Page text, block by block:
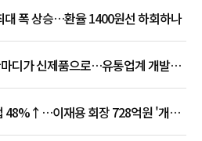
대 폭 상승…환율 1400원선 하회하나
디가 신제품으로…유통업계 개발실
48%↑…이재용 회장 728억원 '개인